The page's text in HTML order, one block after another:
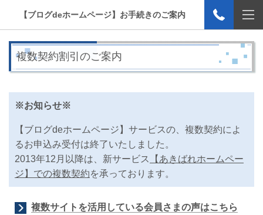
【ブログdeホームページ】お手続きのご案内
複数契約割引のご案内
※お知らせ※
【ブログdeホームページ】サービスの、複数契約によ
るお申込み受付は終了いたしました。
2013年12月以降は、新サービス
【あきばれホームペー
ジ】での複数契約を承っております。
複数サイトを活用している会員さまの声はこちら